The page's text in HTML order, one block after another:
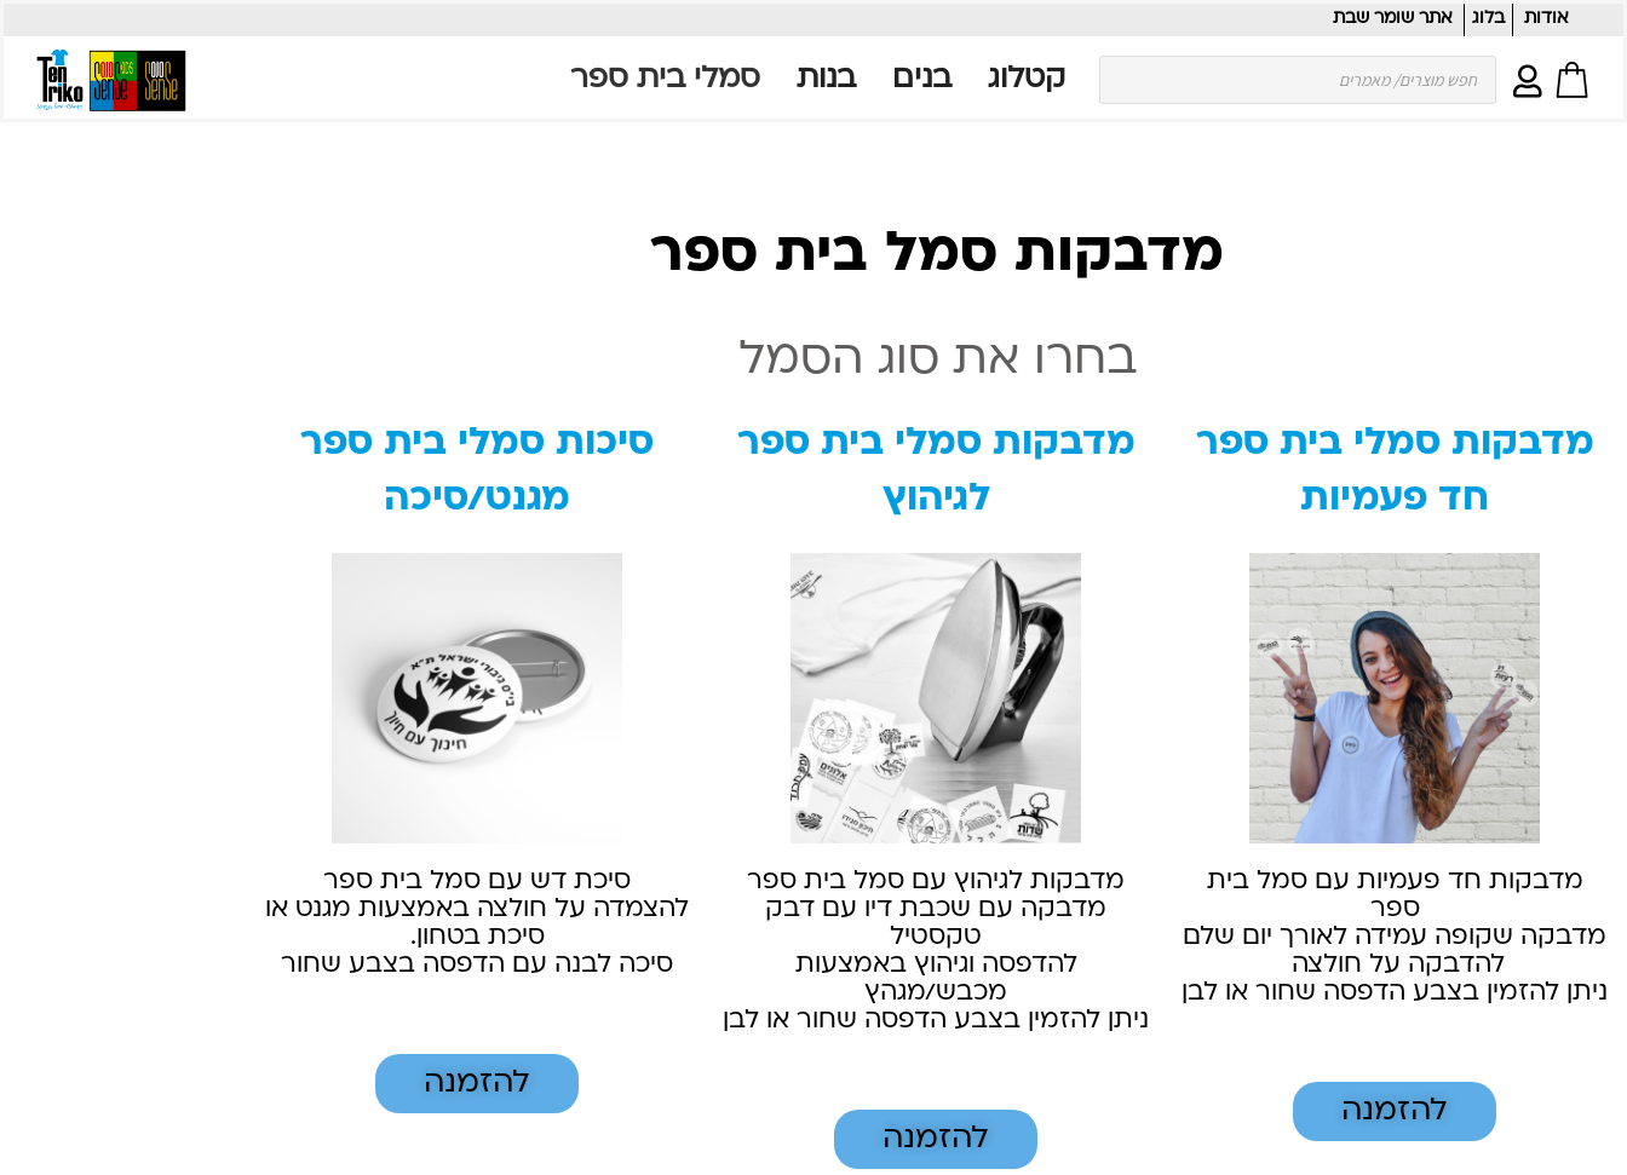
אודות בלוג אתר שומר שבת
קטלוג בנים בנות סמלי בית ספר
מדבקות סמל בית ספר
בחרו את סוג הסמל
מדבקות סמלי בית ספר
חד פעמיות
מדבקות חד פעמיות עם סמל בית
ספר
מדבקה שקופה עמידה לאורך יום שלם
להדבקה על חולצה
ניתן להזמין בצבע הדפסה שחור או לבן
להזמנה
מדבקות סמלי בית ספר
לגיהוץ
מדבקות לגיהוץ עם סמל בית ספר
מדבקה עם שכבת דיו עם דבק
טקסטיל
להדפסה וגיהוץ באמצעות
מכבש/מגהץ
ניתן להזמין בצבע הדפסה שחור או לבן
להזמנה
סיכות סמלי בית ספר
מגנט/סיכה
סיכת דש עם סמל בית ספר
להצמדה על חולצה באמצעות מגנט או
סיכת בטחון.
סיכה לבנה עם הדפסה בצבע שחור
להזמנה